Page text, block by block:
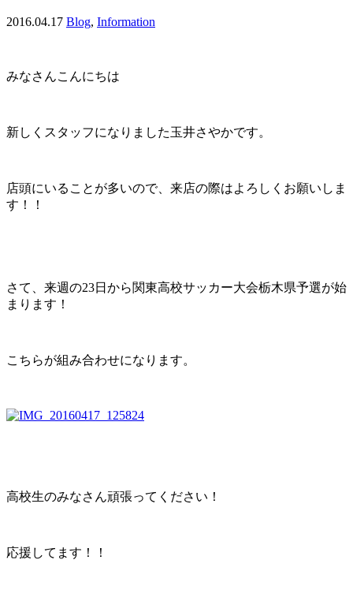
2016.04.17 Blog, Information
みなさんこんにちは
新しくスタッフになりました玉井さやかです。
店頭にいることが多いので、来店の際はよろしくお願いしま
す！！
さて、来週の23日から関東高校サッカー大会栃木県予選が始
まります！
こちらが組み合わせになります。
高校生のみなさん頑張ってください！
応援してます！！